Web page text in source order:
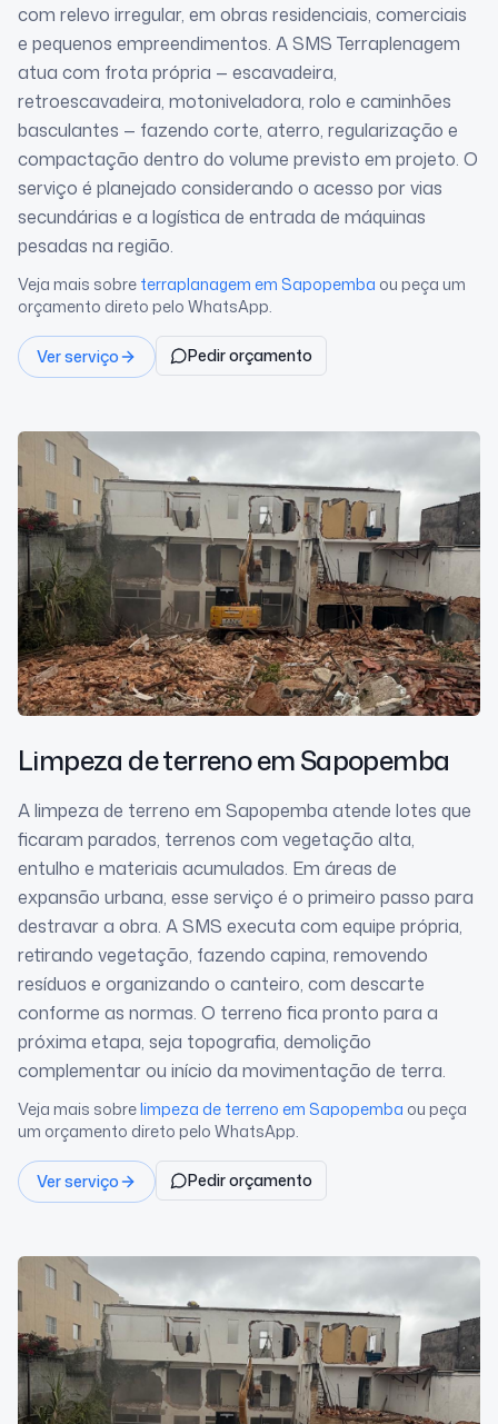
com relevo irregular, em obras residenciais, comerciais
e pequenos empreendimentos. A SMS Terraplenagem
atua com frota própria — escavadeira,
retroescavadeira, motoniveladora, rolo e caminhões
basculantes — fazendo corte, aterro, regularização e
compactação dentro do volume previsto em projeto. O
serviço é planejado considerando o acesso por vias
secundárias e a logística de entrada de máquinas
pesadas na região.
Veja mais sobre terraplanagem em Sapopemba ou peça um
orçamento direto pelo WhatsApp.
Ver serviço Pedir orçamento
Limpeza de terrenoem Sapopemba
A limpeza de terreno em Sapopemba atende lotes que
ficaram parados, terrenos com vegetação alta,
entulho e materiais acumulados. Em áreas de
expansão urbana, esse serviço é o primeiro passo para
destravar a obra. A SMS executa com equipe própria,
retirando vegetação, fazendo capina, removendo
resíduos e organizando o canteiro, com descarte
conforme as normas. O terreno fica pronto para a
próxima etapa, seja topografia, demolição
complementar ou início da movimentação de terra.
Veja mais sobrelimpeza de terreno em Sapopemba ou peça
um orçamento direto pelo WhatsApp.
Ver serviço Pedir orçamento